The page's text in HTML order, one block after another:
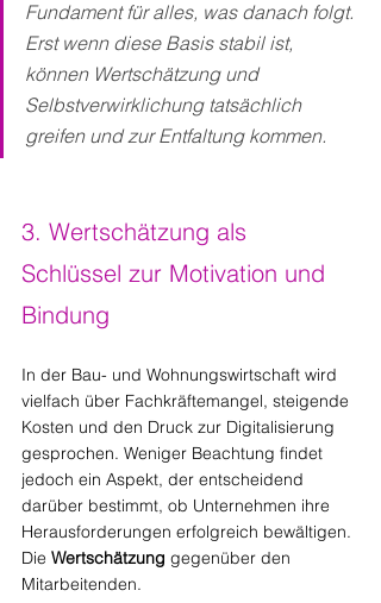
Fundament für alles, was danach folgt.
Erst wenn diese Basis stabil ist,
können Wertschätzung und
Selbstverwirklichung tatsächlich
greifen und zur Entfaltung kommen.
3. Wertschätzung als
Schlüssel zur Motivation und
Bindung
In der Bau- und Wohnungswirtschaft wird
vielfach über Fachkräftemangel, steigende
Kosten und den Druck zur Digitalisierung
gesprochen. Weniger Beachtung findet
jedoch ein Aspekt, der entscheidend
darüber bestimmt, ob Unternehmen ihre
Herausforderungen erfolgreich bewältigen.
Die Wertschätzung gegenüber den
Mitarbeitenden.